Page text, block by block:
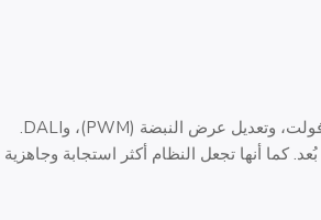
تدعم بروتوكولات مثل ٠-١٠ فولت، وتعديل عرض النبضة (PWM)، وDALI.
كما أنها تجعل النظام أكثر استجابة وجاهزية